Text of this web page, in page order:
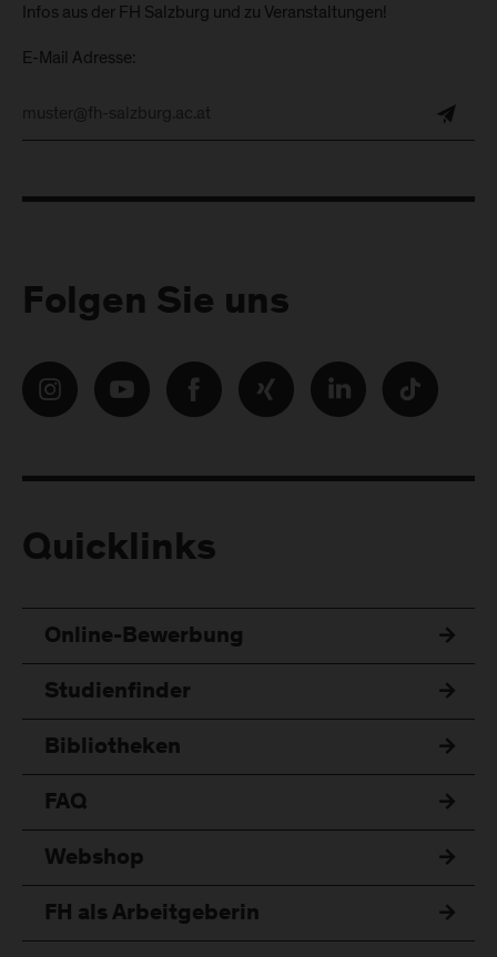
Infos aus der FH Salzburg und zu Veranstaltungen!
E-Mail Adresse:
Folgen Sie uns
Quicklinks
Online-Bewerbung
Studienfinder
Bibliotheken
FAQ
Webshop
FH als Arbeitgeberin